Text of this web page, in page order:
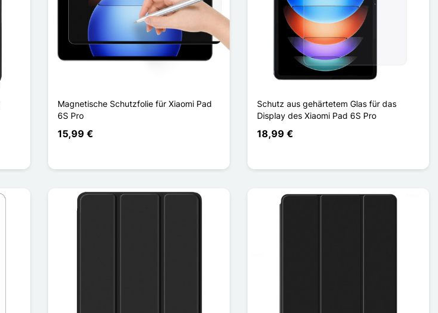
Magnetische Schutzfolie für Xiaomi Pad
6S Pro
15,99 €
Schutz aus gehärtetem Glas für das
Display des Xiaomi Pad 6S Pro
18,99 €